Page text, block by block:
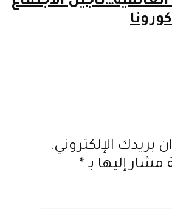
بريدك الإلكتروني.
مشار إليها بـ *